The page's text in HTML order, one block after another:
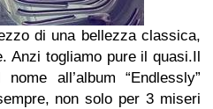
di una bellezza classica,
Anzi togliamo pure il quasi.Il
all’album “Endlessly”
non solo per 3 miseri